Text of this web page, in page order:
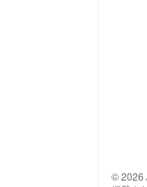
© 2026